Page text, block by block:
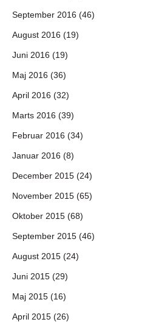
September 2016 (46)
August 2016 (19)
Juni 2016 (19)
Maj 2016 (36)
April 2016 (32)
Marts 2016 (39)
Februar 2016 (34)
Januar 2016 (8)
December 2015 (24)
November 2015 (65)
Oktober 2015 (68)
September 2015 (46)
August 2015 (24)
Juni 2015 (29)
Maj 2015 (16)
April 2015 (26)